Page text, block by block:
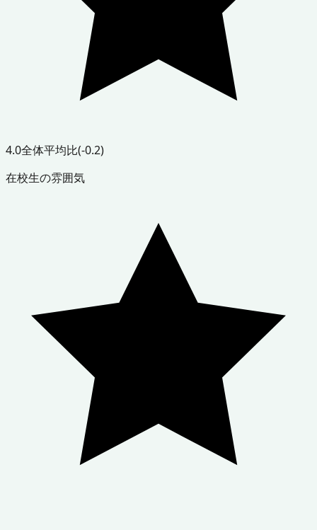
4.0全体平均比(-0.2)
在校生の雰囲気